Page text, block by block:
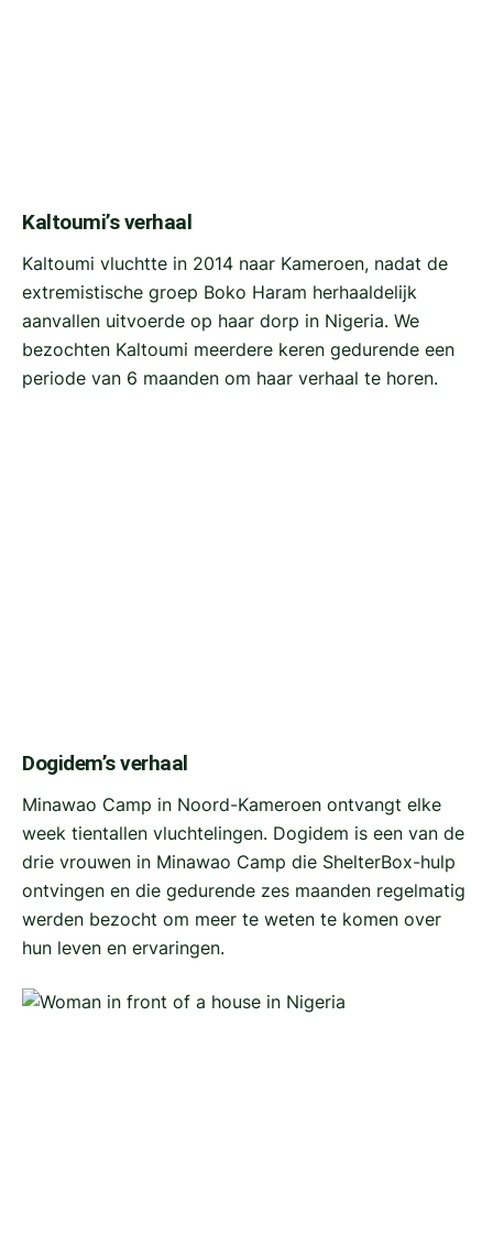
Kaltoumi’s verhaal
Kaltoumi vluchtte in 2014 naar Kameroen, nadat de
extremistische groep Boko Haram herhaaldelijk
aanvallen uitvoerde op haar dorp in Nigeria. We
bezochten Kaltoumi meerdere keren gedurende een
periode van 6 maanden om haar verhaal te horen.
Dogidem’s verhaal
Minawao Camp in Noord-Kameroen ontvangt elke
week tientallen vluchtelingen. Dogidem is een van de
drie vrouwen in Minawao Camp die ShelterBox-hulp
ontvingen en die gedurende zes maanden regelmatig
werden bezocht om meer te weten te komen over
hun leven en ervaringen.